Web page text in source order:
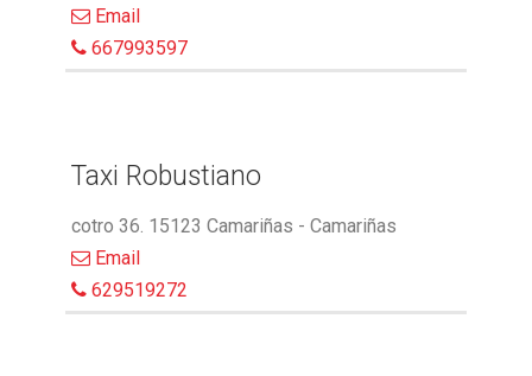
Email
667993597
Taxi Robustiano
cotro 36. 15123 Camariñas - Camariñas
Email
629519272